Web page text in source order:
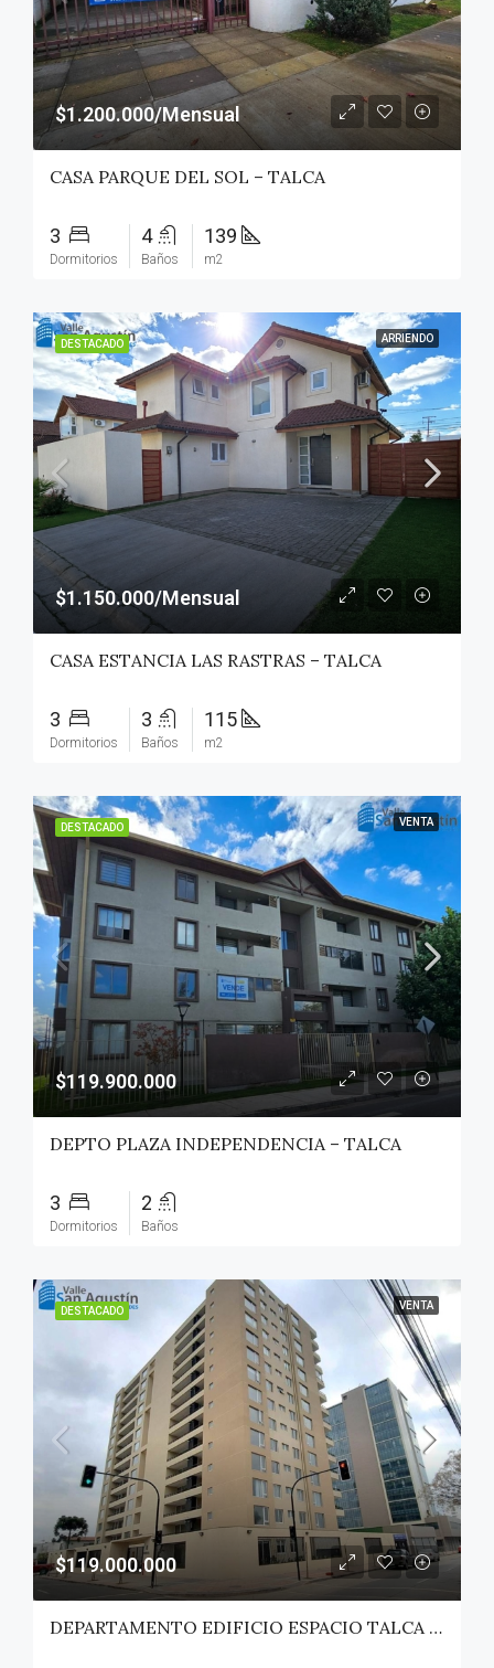
$1.200.000/Mensual
CASA PARQUE DEL SOL – TALCA
3
Dormitorios
4
Baños
139
m2
DESTACADO ARRIENDO
$1.150.000/Mensual
CASA ESTANCIA LAS RASTRAS – TALCA
3
Dormitorios
3
Baños
115
m2
DESTACADO VENTA
$119.900.000
DEPTO PLAZA INDEPENDENCIA – TALCA
3
Dormitorios
2
Baños
DESTACADO VENTA
$119.000.000
DEPARTAMENTO EDIFICIO ESPACIO TALCA – TALCA